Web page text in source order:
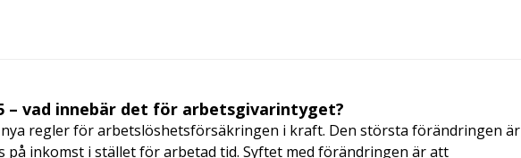
– vad innebär det för arbetsgivarintyget?
regler för arbetslöshetsförsäkringen i kraft. Den största förändringen är
på inkomst i stället för arbetad tid. Syftet med förändringen är att